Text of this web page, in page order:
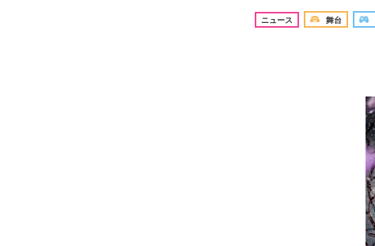
ニュース 舞台